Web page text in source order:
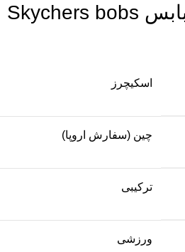
کتونی اسکیچرز بابس Skychers bobs
اسکیچرز
چین (سفارش اروپا)
ترکیبی
ورزشی